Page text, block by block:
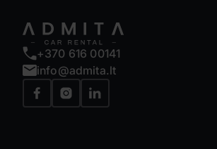
+370 616 00141
info@admita.lt